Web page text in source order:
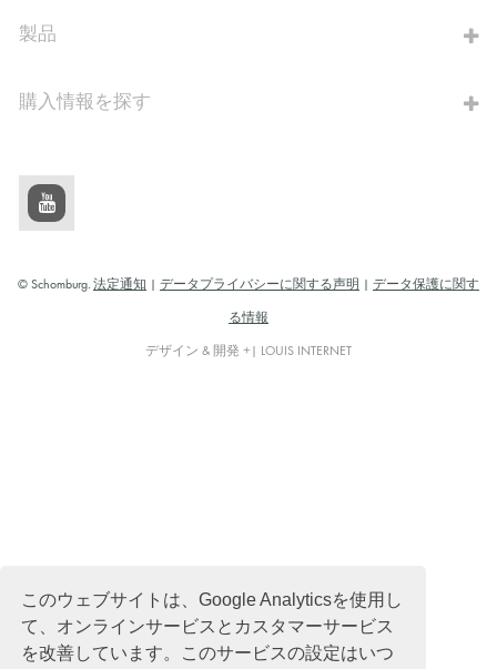
このウェブサイトは、Google Analyticsを使用し
て、オンラインサービスとカスタマーサービス
を改善しています。このサービスの設定はいつ
製品
購入情報を探す
© Schomburg. 法定通知 データプライバシーに関する声明 データ保護に関す
る情報
デザイン & 開発 +| LOUIS INTERNET